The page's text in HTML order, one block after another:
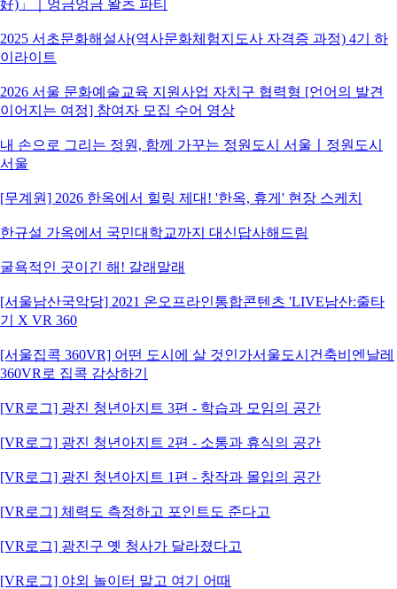
好)」｜엉금엉금 왈츠 파티
2025 서초문화해설사(역사문화체험지도사 자격증 과정) 4기 하
이라이트
2026 서울 문화예술교육 지원사업 자치구 협력형 [언어의 발견
이어지는 여정] 참여자 모집 수어 영상
내 손으로 그리는 정원, 함께 가꾸는 정원도시 서울ㅣ정원도시
서울
[무계원] 2026 한옥에서 힐링 제대! '한옥, 휴게' 현장 스케치
한규설 가옥에서 국민대학교까지 대신답사해드림
굴욕적인 곳이긴 해! 갈래말래
[서울남산국악당] 2021 온오프라인통합콘텐츠 'LIVE남산:줄타
기 X VR 360
[서울집콕 360VR] 어떤 도시에 살 것인가서울도시건축비엔날레
360VR로 집콕 감상하기
[VR로그] 광진 청년아지트 3편 - 학습과 모임의 공간
[VR로그] 광진 청년아지트 2편 - 소통과 휴식의 공간
[VR로그] 광진 청년아지트 1편 - 창작과 몰입의 공간
[VR로그] 체력도 측정하고 포인트도 준다고
[VR로그] 광진구 옛 청사가 달라졌다고
[VR로그] 야외 놀이터 말고 여기 어때